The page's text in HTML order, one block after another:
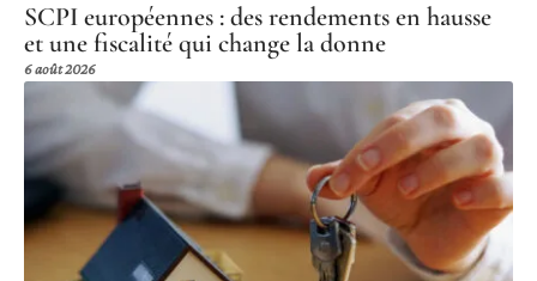
SCPI européennes : des rendements en hausse
et une fiscalité qui change la donne
6 août 2026